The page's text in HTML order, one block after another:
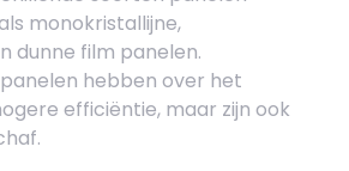
monokristallijne,
dunne film panelen.
hebben over het
efficiëntie, maar zijn ook